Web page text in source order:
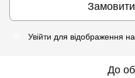
Увійти для відображення
До